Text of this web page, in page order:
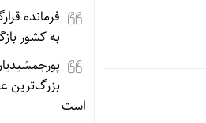
به کشور
بزرگ‌ترین
است